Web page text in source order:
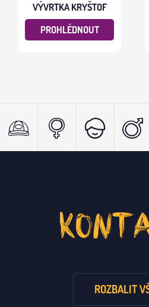
VÝVRTKA KRYŠTOF
PROHLÉDNOUT
ROZBALIT